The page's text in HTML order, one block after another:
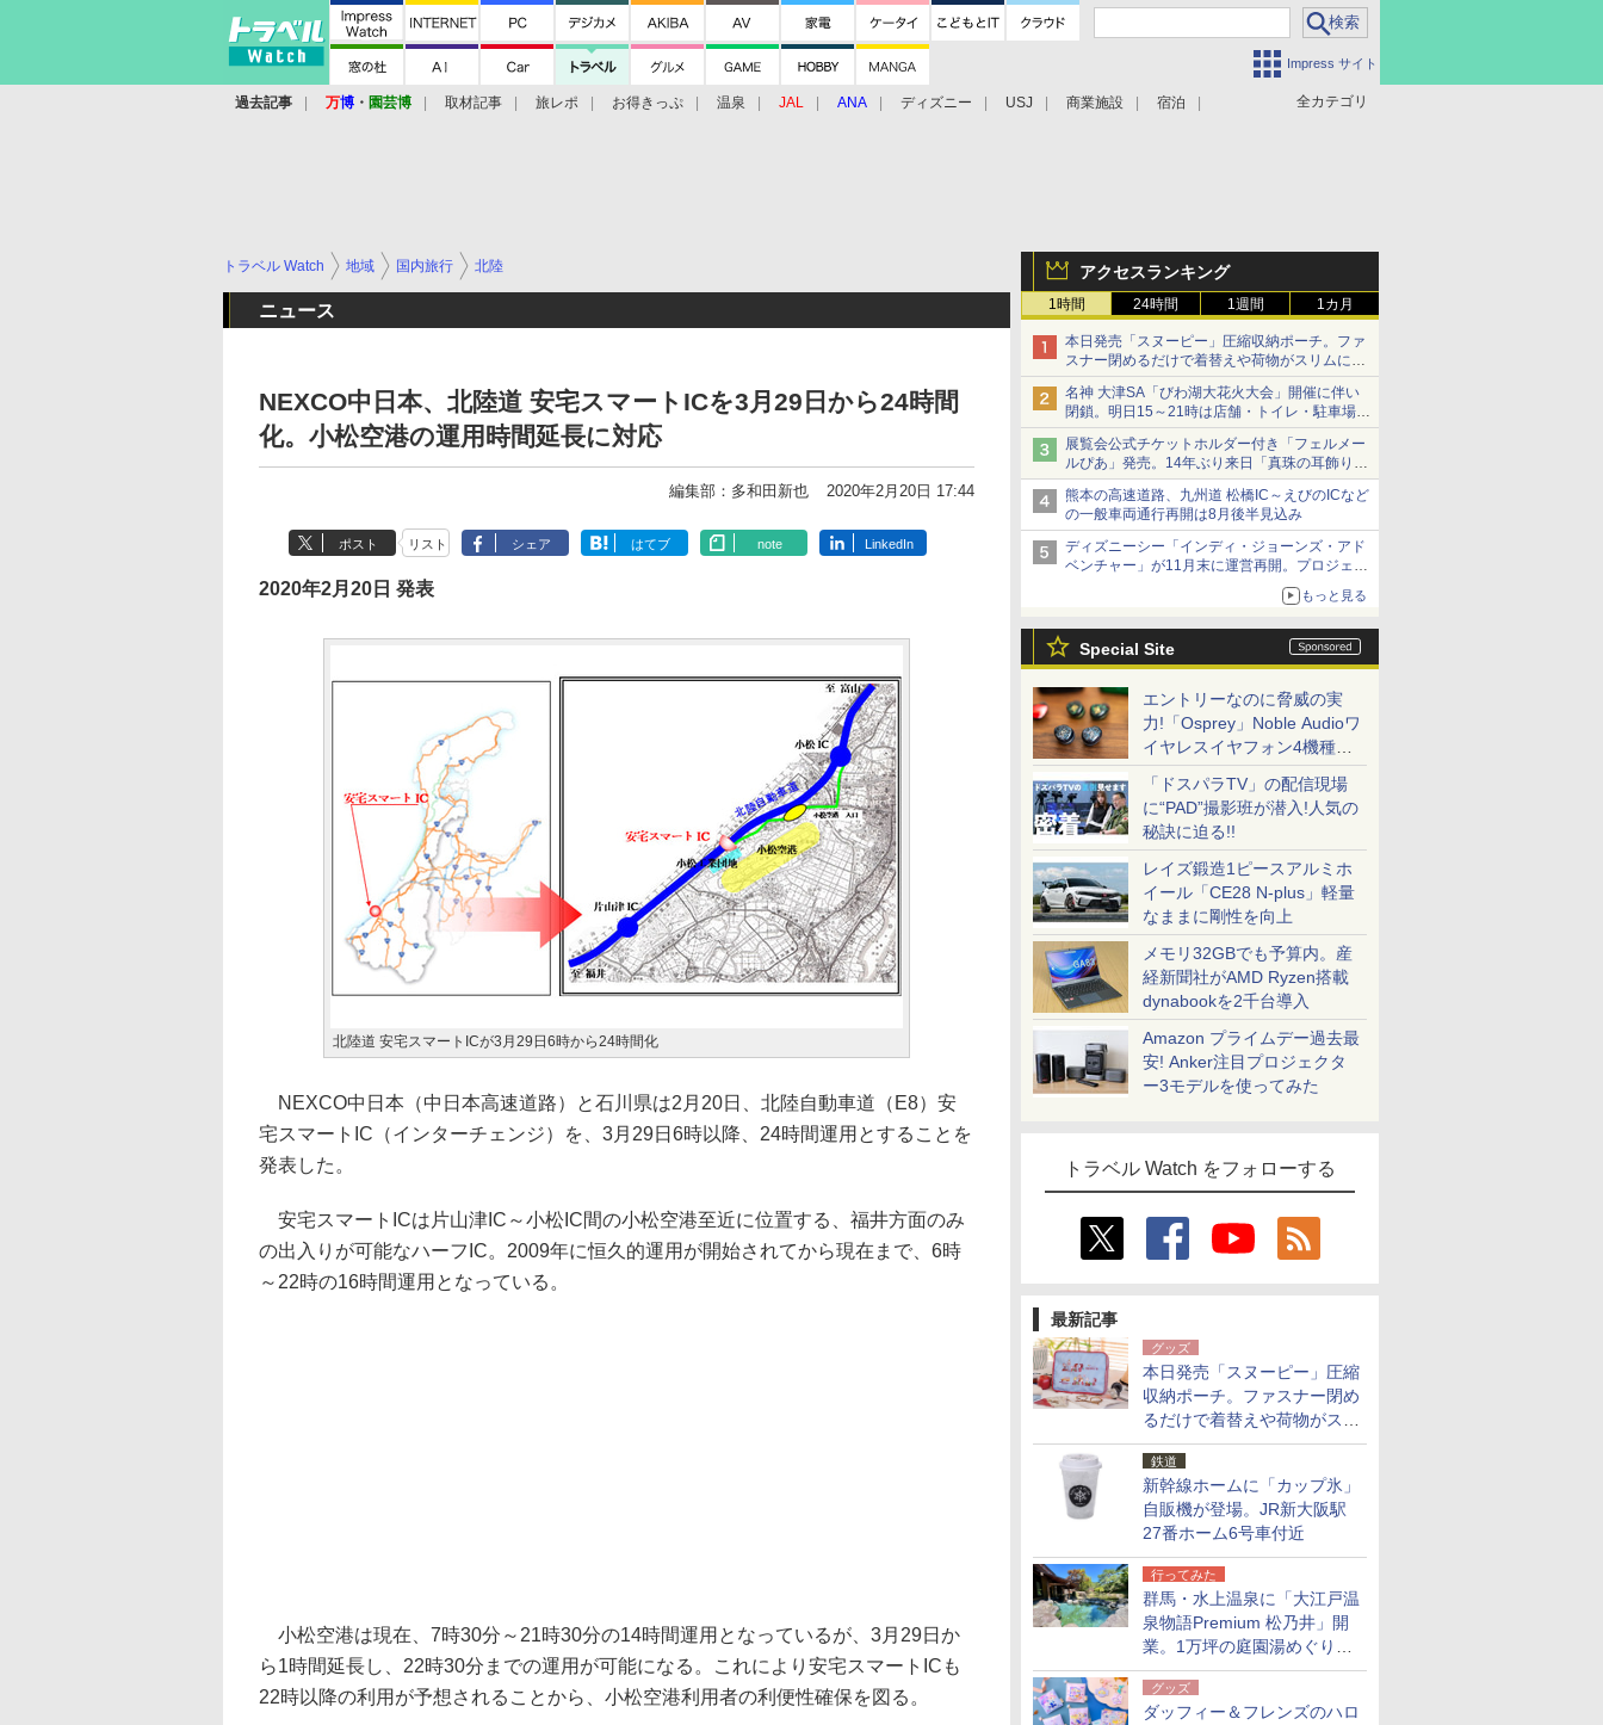
Impress サイト
全カテゴリ
過去記事 万博 ・ 園芸博 取材記事 旅レポ お得きっぷ 温泉 JAL ANA ディズニー USJ 商業施設 宿泊
アクセスランキング
1時間 24時間 1週間 1カ月
本日発売「スヌーピー」圧縮収納ポーチ。ファ
スナー閉めるだけで着替えや荷物がスリムにま
とまる
名神 大津SA「びわ湖大花火大会」開催に伴い
閉鎖。明日15～21時は店舗・トイレ・駐車場の
利用不可
展覧会公式チケットホルダー付き「フェルメー
ルぴあ」発売。14年ぶり来日「真珠の耳飾りの
少女」ほか37作品のガイド
熊本の高速道路、九州道 松橋IC～えびのICなど
の一般車両通行再開は8月後半見込み
ディズニーシー「インディ・ジョーンズ・アド
ベンチャー」が11月末に運営再開。プロジェク
ションマッピングを追加、DPAは1500円
もっと見る
Special Site
エントリーなのに脅威の実
力!「Osprey」Noble Audioワ
イヤレスイヤフォン4機種を
一気に聴く
「ドスパラTV」の配信現場
に“PAD”撮影班が潜入!人気の
秘訣に迫る!!
レイズ鍛造1ピースアルミホ
イール「CE28 N-plus」軽量
なままに剛性を向上
メモリ32GBでも予算内。産
経新聞社がAMD Ryzen搭載
dynabookを2千台導入
Amazon プライムデー過去最
安! Anker注目プロジェクタ
ー3モデルを使ってみた
トラベル Watch をフォローする
最新記事
グッズ
本日発売「スヌーピー」圧縮
収納ポーチ。ファスナー閉め
るだけで着替えや荷物がスリ
ムにまとまる
鉄道
新幹線ホームに「カップ氷」
自販機が登場。JR新大阪駅
27番ホーム6号車付近
行ってみた
群馬・水上温泉に「大江戸温
泉物語Premium 松乃井」開
業。1万坪の庭園湯めぐり＆
豪華バイキングを体験してき
た！
グッズ
ダッフィー＆フレンズのハロ
トラベル Watch 地域 国内旅行 北陸
ニュース
NEXCO中日本、北陸道 安宅スマートICを3月29日から24時間
化。小松空港の運用時間延長に対応
編集部：多和田新也 2020年2月20日 17:44
ポスト リスト シェア はてブ note LinkedIn
2020年2月20日 発表
北陸道 安宅スマートICが3月29日6時から24時間化
NEXCO中日本（中日本高速道路）と石川県は2月20日、北陸自動車道（E8）安
宅スマートIC（インターチェンジ）を、3月29日6時以降、24時間運用とすることを
発表した。
安宅スマートICは片山津IC～小松IC間の小松空港至近に位置する、福井方面のみ
の出入りが可能なハーフIC。2009年に恒久的運用が開始されてから現在まで、6時
～22時の16時間運用となっている。
小松空港は現在、7時30分～21時30分の14時間運用となっているが、3月29日か
ら1時間延長し、22時30分までの運用が可能になる。これにより安宅スマートICも
22時以降の利用が予想されることから、小松空港利用者の利便性確保を図る。